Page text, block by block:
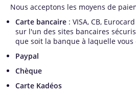
Nous acceptons les moyens de
Carte bancaire : VISA, CB,
sur l'un des sites bancaires
que soit la banque à laquelle vous
Paypal
Chèque
Carte Kadéos